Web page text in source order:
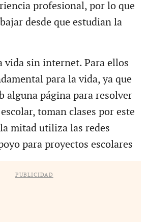
profesional, por lo que
desde que estudian la
vida sin internet. Para ellos
para la vida, ya que
alguna página para resolver
toman clases por este
mitad utiliza las redes
para proyectos escolares
PUBLICIDAD